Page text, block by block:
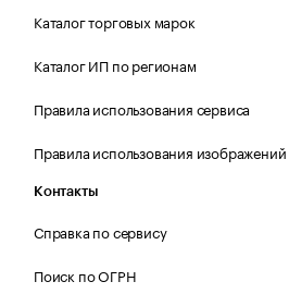
Каталог торговых марок
Каталог ИП по регионам
Правила использования сервиса
Правила использования изображений
Контакты
Справка по сервису
Поиск по ОГРН